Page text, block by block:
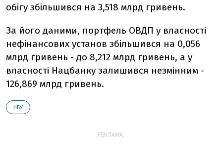
обігу збільшився на 3,518 млрд гривень.
За його даними, портфель ОВДП у власності
нефінансових установ збільшився на 0,056
млрд гривень - до 8,212 млрд гривень, а у
власності Нацбанку залишився незмінним -
126,869 млрд гривень.
НБУ
РЕКЛАМА: